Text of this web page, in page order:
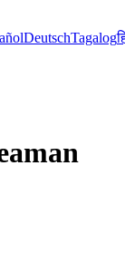
DeutschTagalog